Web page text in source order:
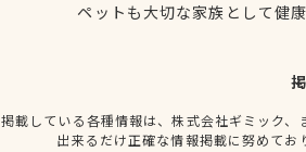
ペットも大切な家族として健
掲載している各種情報は、株式会社ギミック
出来るだけ正確な情報掲載に努めて